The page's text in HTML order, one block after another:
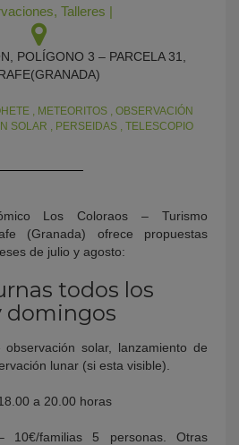
, Talleres |
POLÍGONO 3 – PARCELA 31,
, METEORITOS, OBSERVACIÓN
SOLAR , PERSEIDAS, TELESCOPIO
Los Coloraos – Turismo
(Granada) ofrece propuestas
de julio y agosto:
todos los
domingos
solar, lanzamiento de
lunar (si esta visible).
a 20.00 horas
10€/familias 5 personas. Otras